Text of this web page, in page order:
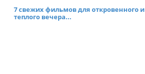
7 свежих фильмов для откровенного и
теплого вечера...